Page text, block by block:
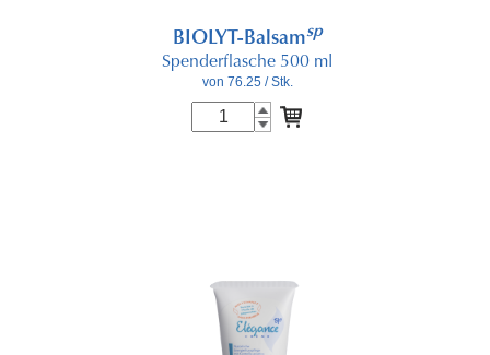
BIOLYT-Balsamsp
Spenderflasche 500 ml
von 76.25 / Stk.